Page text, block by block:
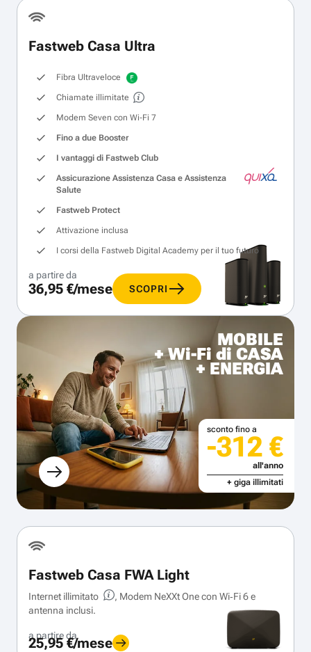
Fastweb Casa Ultra
Fibra Ultraveloce
Chiamate illimitate
Modem Seven con Wi‑Fi 7
Fino a due Booster
I vantaggi di Fastweb Club
Assicurazione Assistenza Casa e Assistenza
Salute
Fastweb Protect
Attivazione inclusa
I corsi della Fastweb Digital Academy per il tuo futuro
a partire da
36,95 €/mese SCOPRI
MOBILE
+ Wi-Fi di CASA
+ ENERGIA
sconto fino a
-312 €
all'anno
+ giga illimitati
Fastweb Casa FWA Light
Internet illimitato
, Modem NeXXt One con Wi‑Fi 6 e
antenna inclusi.
a partire da
25,95 €/mese